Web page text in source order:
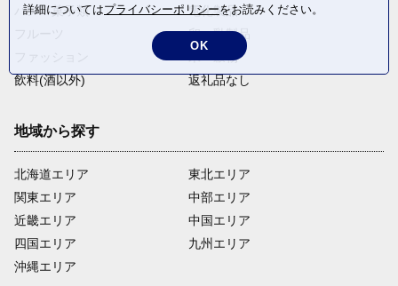
パン・菓子類
電化製品
卵・乳製品
米・穀物
飲料(酒以外)
返礼品なし
地域から探す
北海道エリア
関東エリア
近畿エリア
四国エリア
沖縄エリア
東北エリア
中部エリア
中国エリア
九州エリア
詳細についてはプライバシーポリシーをお読みください。
OK